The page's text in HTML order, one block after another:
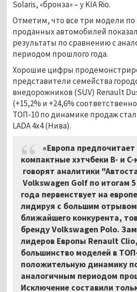
Solaris, «бронза» – у KIA Rio.
Отметим, что все три модели по
проданных автомобилей
результаты по сравнению с
периодом прошлого года.
Хорошие цифры
представители семейства
внедорожников (SUV) Renault
(+15,2% и +24,6%
ТОП-10 по динамике продаж
LADA 4x4 (Нива).
«Европа предпочитает
компактные хэтчбеки B- и С-
говорят аналитики
Volkswagen Golf по итогам
года первенствует на
лидируя с большим
ближайшего конкурента,
бренду Volkswagen Polo.
лидеров Европы Renault
большинство моделей в
положительную динамику
аналогичным периодом
Исключение составили